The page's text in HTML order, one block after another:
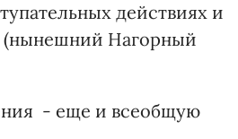
действиях и
(нынешний Нагорный
- еще и всеобщую